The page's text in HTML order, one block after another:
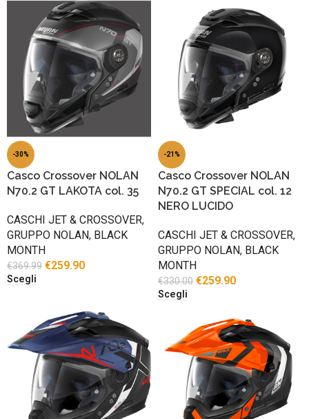
-30%
Casco Crossover NOLAN
N70.2 GT LAKOTA col. 35
CASCHI JET & CROSSOVER,
GRUPPO NOLAN, BLACK
MONTH
€369.99 €259.90
Scegli
-21%
Casco Crossover NOLAN
N70.2 GT SPECIAL col. 12
NERO LUCIDO
CASCHI JET & CROSSOVER,
GRUPPO NOLAN, BLACK
MONTH
€330.00 €259.90
Scegli